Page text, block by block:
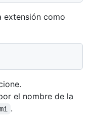
extensión como
el nombre de la
.